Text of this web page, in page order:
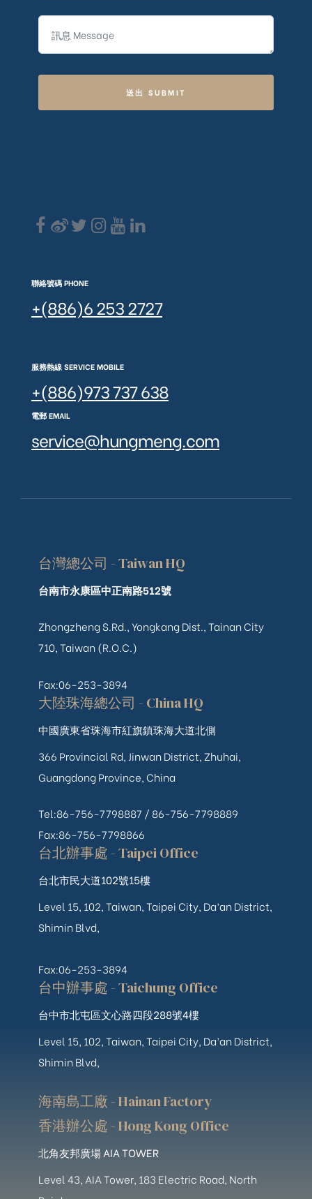
送出 SUBMIT
聯絡號碼 PHONE
+(886)6 253 2727
服務熱線 SERVICE MOBILE
+(886)973 737 638
電郵 EMAIL
service@hungmeng.com
台灣總公司 - Taiwan HQ
台南市永康區中正南路512號
Zhongzheng S.Rd., Yongkang Dist., Tainan City
710, Taiwan (R.O.C.)
Fax:06-253-3894
大陸珠海總公司 - China HQ
中國廣東省珠海市紅旗鎮珠海大道北側
366 Provincial Rd, Jinwan District, Zhuhai,
Guangdong Province, China
Tel:86-756-7798887 / 86-756-7798889
Fax:86-756-7798866
台北辦事處 - Taipei Office
台北市民大道102號15樓
Level 15, 102, Taiwan, Taipei City, Da’an District,
Shimin Blvd,
Fax:06-253-3894
台中辦事處 - Taichung Office
台中市北屯區文心路四段288號4樓
Level 15, 102, Taiwan, Taipei City, Da’an District,
Shimin Blvd,
海南島工廠 - Hainan Factory
香港辦公處 - Hong Kong Office
北角友邦廣場 AIA TOWER
Level 43, AIA Tower, 183 Electric Road, North